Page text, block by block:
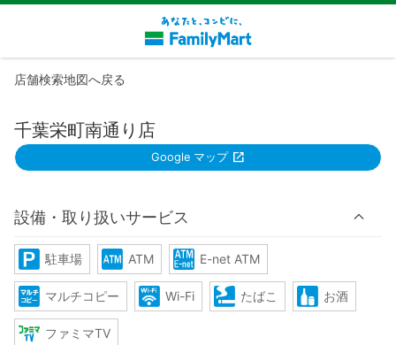
店舗検索地図へ戻る
千葉栄町南通り店
Google マップ
設備・取り扱いサービス
駐車場 ATM E-net ATM
マルチコピー Wi-Fi たばこ お酒
ファミマTV